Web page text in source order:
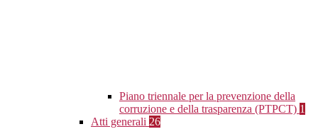
Piano triennale per la prevenzione della
corruzione e della trasparenza (PTPCT) 1
Atti generali 26